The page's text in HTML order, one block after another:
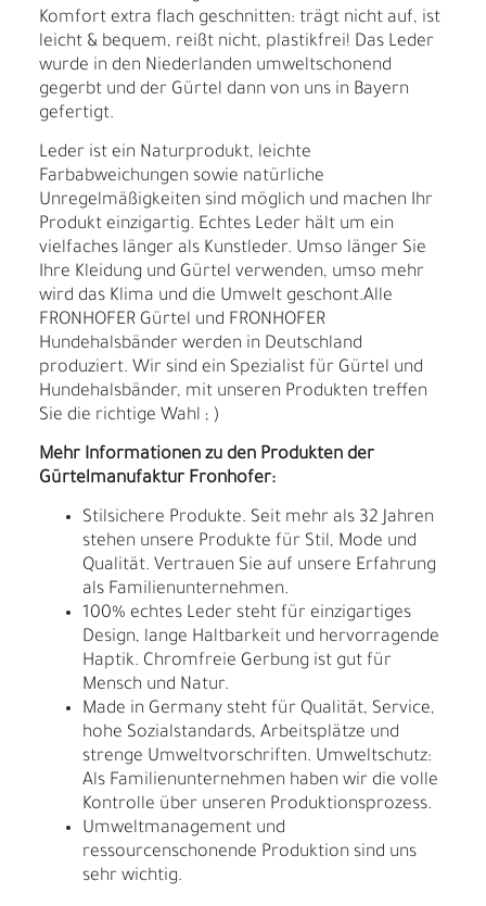
Komfort extra flach geschnitten: trägt nicht auf, ist
leicht & bequem, reißt nicht, plastikfrei! Das Leder
wurde in den Niederlanden umweltschonend
gegerbt und der Gürtel dann von uns in Bayern
gefertigt.
Leder ist ein Naturprodukt, leichte
Farbabweichungen sowie natürliche
Unregelmäßigkeiten sind möglich und machen Ihr
Produkt einzigartig. Echtes Leder hält um ein
vielfaches länger als Kunstleder. Umso länger Sie
Ihre Kleidung und Gürtel verwenden, umso mehr
wird das Klima und die Umwelt geschont.Alle
FRONHOFER Gürtel und FRONHOFER
Hundehalsbänder werden in Deutschland
produziert. Wir sind ein Spezialist für Gürtel und
Hundehalsbänder, mit unseren Produkten treffen
Sie die richtige Wahl ; )
Mehr Informationen zu den Produkten der
Gürtelmanufaktur Fronhofer:
Stilsichere Produkte. Seit mehr als 32 Jahren
stehen unsere Produkte für Stil, Mode und
Qualität. Vertrauen Sie auf unsere Erfahrung
als Familienunternehmen.
100% echtes Leder steht für einzigartiges
Design, lange Haltbarkeit und hervorragende
Haptik. Chromfreie Gerbung ist gut für
Mensch und Natur.
Made in Germany steht für Qualität, Service,
hohe Sozialstandards, Arbeitsplätze und
strenge Umweltvorschriften. Umweltschutz:
Als Familienunternehmen haben wir die volle
Kontrolle über unseren Produktionsprozess.
Umweltmanagement und
ressourcenschonende Produktion sind uns
sehr wichtig.